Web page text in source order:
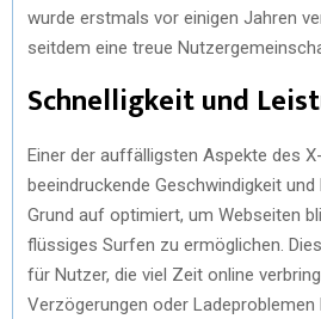
wurde erstmals vor einigen Jahren
seitdem eine treue
Schnelligkeit und
Einer der auffälligsten Aspekte des
beeindruckende Geschwindigkeit
Grund auf optimiert, um Webseiten
flüssiges Surfen zu ermöglichen.
für Nutzer, die viel Zeit online
Verzögerungen oder Ladeproblemen